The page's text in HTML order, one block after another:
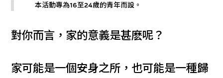
本活動專為16至24歲的青年而設。
對你而言，家的意義是甚麽呢？
家可能是一個安身之所，也可能是一種歸